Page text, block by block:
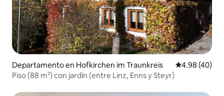
Departamento en Hofkirchen im Traunkreis Calificación
4.98 (40)
Piso (88 m²) con jardín (entre Linz, Enns y Steyr)